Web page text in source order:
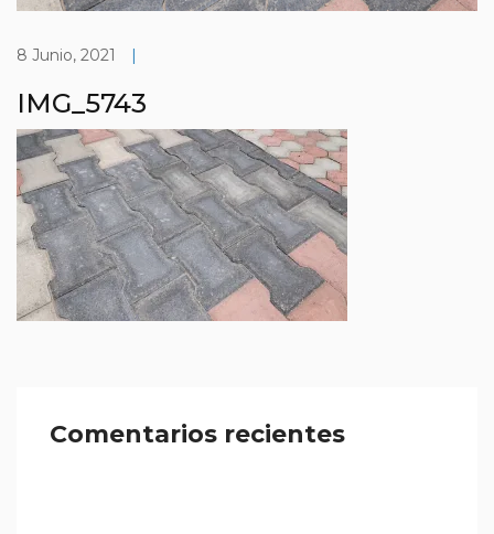
8 Junio, 2021 |
IMG_5743
Comentarios recientes